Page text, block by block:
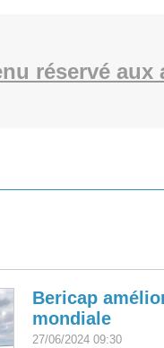
réservé aux
Bericap
mondiale
27/06/2024 09:30